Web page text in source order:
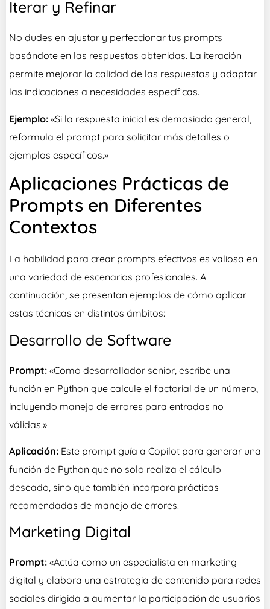
Iterar y Refinar
No dudes en ajustar y perfeccionar tus prompts
basándote en las respuestas obtenidas. La iteración
permite mejorar la calidad de las respuestas y adaptar
las indicaciones a necesidades específicas.
Ejemplo: «Si la respuesta inicial es demasiado general,
reformula el prompt para solicitar más detalles o
ejemplos específicos.»
Aplicaciones Prácticas de
Prompts en Diferentes
Contextos
La habilidad para crear prompts efectivos es valiosa en
una variedad de escenarios profesionales. A
continuación, se presentan ejemplos de cómo aplicar
estas técnicas en distintos ámbitos:
Desarrollo de Software
Prompt: «Como desarrollador senior, escribe una
función en Python que calcule el factorial de un número,
incluyendo manejo de errores para entradas no
válidas.»
Aplicación: Este prompt guía a Copilot para generar una
función de Python que no solo realiza el cálculo
deseado, sino que también incorpora prácticas
recomendadas de manejo de errores.
Marketing Digital
Prompt: «Actúa como un especialista en marketing
digital y elabora una estrategia de contenido para redes
sociales dirigida a aumentar la participación de usuarios